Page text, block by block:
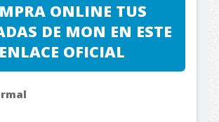
ONLINE TUS
DE MON EN ESTE
ENLACE OFICIAL